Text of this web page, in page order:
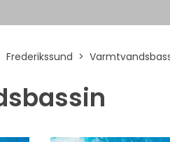
Frederikssund